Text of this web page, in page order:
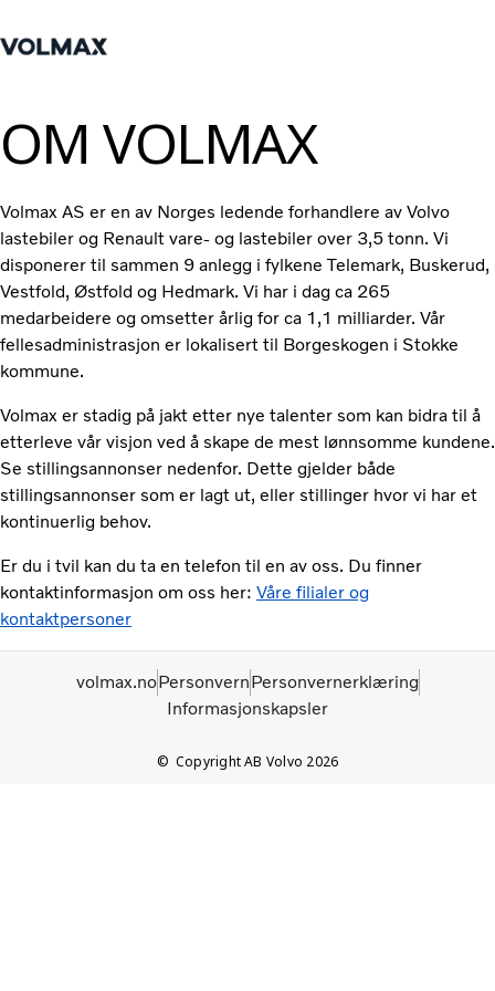
Nyheter
Kontakt oss
Verksted & Service
Bestill time
Kurs og rådgivning
OM VOLMAX
Volmax AS er en av Norges ledende forhandlere av Volvo
lastebiler og Renault vare- og lastebiler over 3,5 tonn. Vi
disponerer til sammen 9 anlegg i fylkene Telemark, Buskerud,
Vestfold, Østfold og Hedmark. Vi har i dag ca 265
medarbeidere og omsetter årlig for ca 1,1 milliarder. Vår
fellesadministrasjon er lokalisert til Borgeskogen i Stokke
kommune.
Volmax er stadig på jakt etter nye talenter som kan bidra til å
etterleve vår visjon ved å skape de mest lønnsomme kundene.
Se stillingsannonser nedenfor. Dette gjelder både
stillingsannonser som er lagt ut, eller stillinger hvor vi har et
kontinuerlig behov.
Er du i tvil kan du ta en telefon til en av oss. Du finner
kontaktinformasjon om oss her: Våre filialer og
kontaktpersoner
Copyright AB Volvo 2026
volmax.noPersonvernPersonvernerklæring
Informasjonskapsler